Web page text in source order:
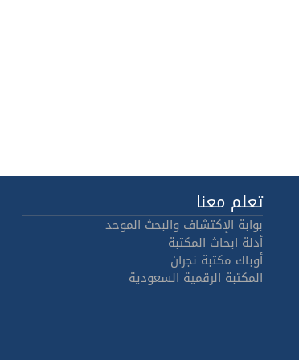
تعلم معنا
بوابة الإكتشاف والبحث الموحد
أدلة ابحاث المكتبة
أوباك مكتبة نجران
المكتبة الرقمية السعودية